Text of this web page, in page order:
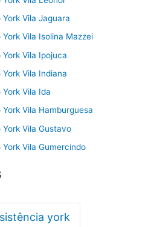
Vila Jaguara
Vila Isolina Mazzei
Vila Ipojuca
Vila Indiana
Vila Ida
Vila Hamburguesa
Vila Gustavo
Vila Gumercindo
york